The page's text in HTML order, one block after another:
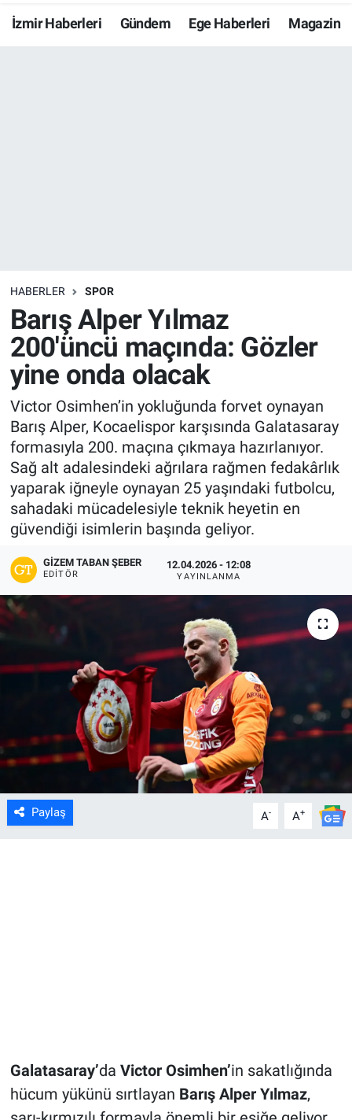
İzmir Haberleri Gündem Ege Haberleri Magazin
HABERLER SPOR
Barış Alper Yılmaz
200'üncü maçında: Gözler
yine onda olacak
Victor Osimhen’in yokluğunda forvet oynayan
Barış Alper, Kocaelispor karşısında Galatasaray
formasıyla 200. maçına çıkmaya hazırlanıyor.
Sağ alt adalesindeki ağrılara rağmen fedakârlık
yaparak iğneyle oynayan 25 yaşındaki futbolcu,
sahadaki mücadelesiyle teknik heyetin en
güvendiği isimlerin başında geliyor.
GIZEM TABAN ŞEBER
EDITÖR
12.04.2026 - 12:08
YAYINLANMA
Paylaş A- A+
Galatasaray’da Victor Osimhen’in sakatlığında
hücum yükünü sırtlayan Barış Alper Yılmaz,
Resmi İlanlar